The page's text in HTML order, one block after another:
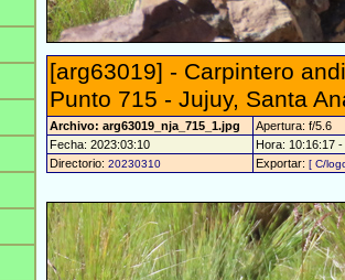
[arg63019] - Carpintero
Punto 715 - Jujuy, Santa
Archivo: arg63019_nja_715_1.jpg
Apertura: f/5.6
Fecha: 2023:03:10
Hora: 10:16:17
Directorio: 20230310 Exportar: [ C/